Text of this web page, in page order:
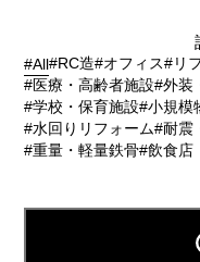
#All#RC造#オフィス#リ
#医療・高齢者施設#外装
#学校・保育施設#小規模
#水回りリフォーム#耐震
#重量・軽量鉄骨#飲食店